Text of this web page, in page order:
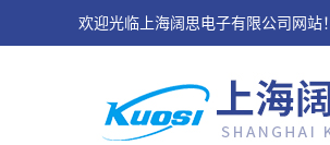
欢迎光临上海阔思电子有限公司网站！